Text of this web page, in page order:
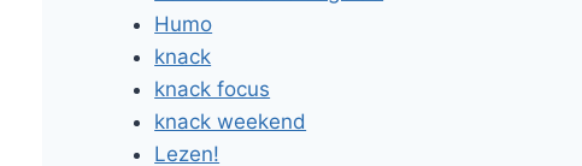
Humo
knack
knack focus
knack weekend
Lezen!